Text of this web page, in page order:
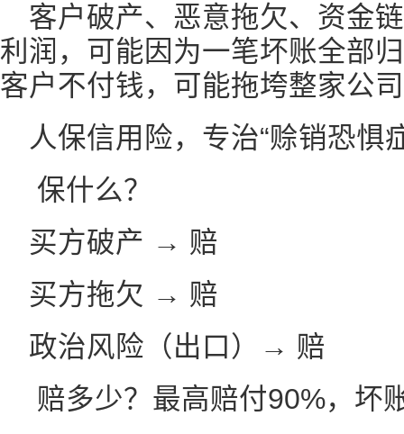
客户破产、恶意拖欠、资金
利润，可能因为一笔坏账全部
客户不付钱，可能拖垮整家公
人保信用险，专治“赊销恐惧
保什么？
买方破产 → 赔
买方拖欠 → 赔
政治风险（出口）→ 赔
赔多少？最高赔付90%，坏